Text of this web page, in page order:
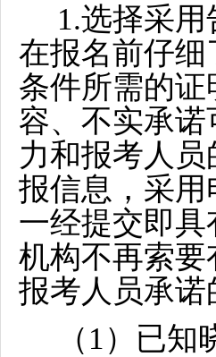
1.选择采
在报名前仔
条件所需的
容、不实承
力和报考人
报信息，采
一经提交即
机构不再索
报考人员承诺
（1）已知